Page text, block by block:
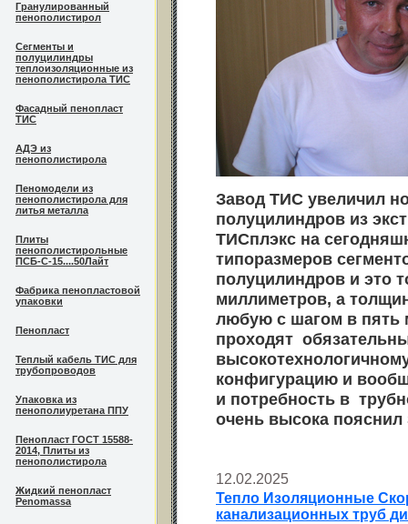
Гранулированный
пенополистирол
Сегменты и
полуцилиндры
теплоизоляционные из
пенополистирола ТИС
Фасадный пенопласт
ТИС
АДЭ из
пенополистирола
Пеномодели из
пенополистирола для
литья металла
Плиты
пенополистирольные
ПСБ-С-15....50Лайт
Фабрика пенопластовой
упаковки
Пенопласт
Теплый кабель ТИС для
трубопроводов
Упаковка из
пенополиуретана ППУ
Пенопласт ГОСТ 15588-
2014, Плиты из
пенополистирола
Жидкий пенопласт
Penomassa
Завод ТИС увеличил
полуцилиндров из
ТИСплэкс на
типоразмеров
полуцилиндров и это
миллиметров, а
любую с шагом в пять
проходят
конфигурацию и
и потребность в
очень высока пояснил
12.02.2025
Тепло Изоляционные
канализационных труб